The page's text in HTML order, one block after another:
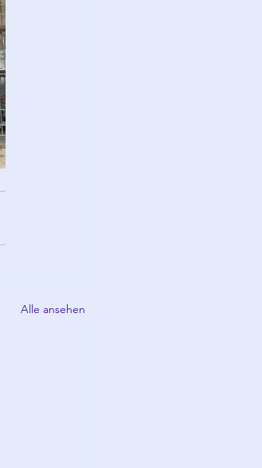
Alle ansehen